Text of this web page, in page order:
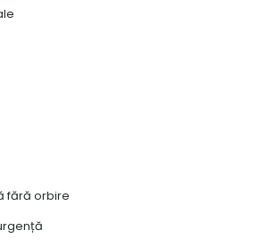
fără orbire